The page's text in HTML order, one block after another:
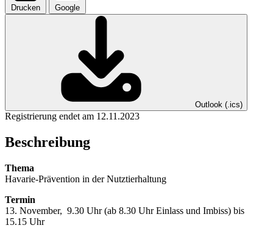
Drucken Google
Outlook (.ics)
Registrierung endet am 12.11.2023
Beschreibung
Thema
Havarie-Prävention in der Nutztierhaltung
Termin
13. November, 9.30 Uhr (ab 8.30 Uhr Einlass und Imbiss) bis
15.15 Uhr